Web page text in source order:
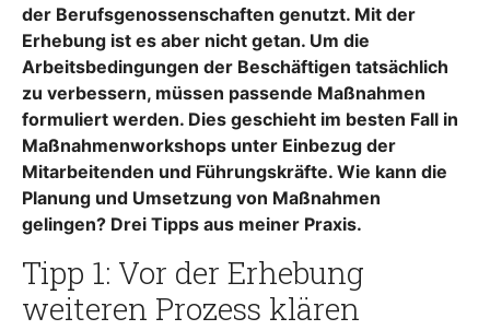
der Berufsgenossenschaften genutzt. Mit der
Erhebung ist es aber nicht getan. Um die
Arbeitsbedingungen der Beschäftigen tatsächlich
zu verbessern, müssen passende Maßnahmen
formuliert werden. Dies geschieht im besten Fall in
Maßnahmenworkshops unter Einbezug der
Mitarbeitenden und Führungskräfte. Wie kann die
Planung und Umsetzung von Maßnahmen
gelingen? Drei Tipps aus meiner Praxis.
Tipp 1: Vor der Erhebung
weiteren Prozess klären